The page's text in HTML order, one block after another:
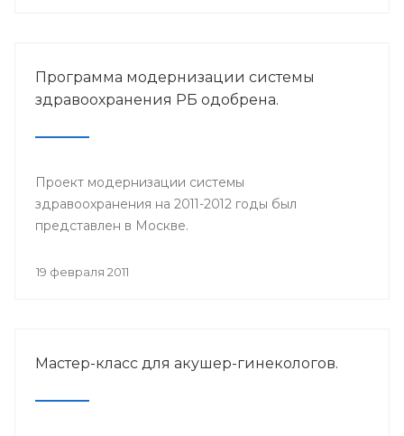
Программа модернизации системы
здравоохранения РБ одобрена.
Проект модернизации системы
здравоохранения на 2011-2012 годы был
представлен в Москве.
19 февраля 2011
Мастер-класс для акушер-гинекологов.